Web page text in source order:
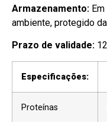
Armazenamento:
ambiente, protegido
Prazo de validade:
Especificações:
Proteínas